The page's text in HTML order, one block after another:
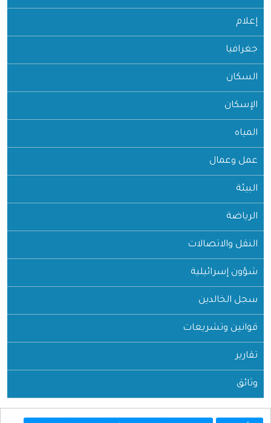
إعلام
جغرافيا
السكان
الإسكان
المياه
عمل وعمال
البيئة
الرياضة
النقل والاتصالات
شؤون إسرائيلية
سجل الخالدين
قوانين وتشريعات
تقارير
وثائق